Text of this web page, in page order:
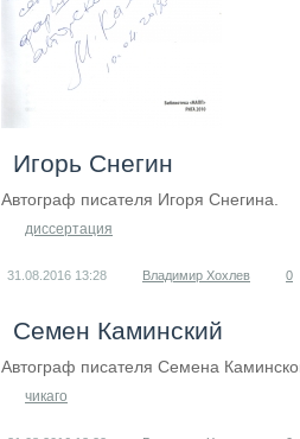
Игорь Снегин
Автограф писателя Игоря Снегина.
диссертация
31.08.2016 13:28 Владимир Хохлев 0
Семен Каминский
Автограф писателя Семена
чикаго